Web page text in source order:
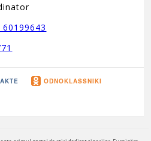
60199643
ODNOKLASSNIKI